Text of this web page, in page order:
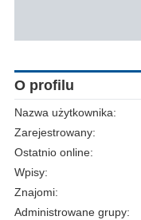
O profilu
Nazwa użytkownika:
Zarejestrowany:
Ostatnio online:
Wpisy:
Znajomi:
Administrowane grupy: